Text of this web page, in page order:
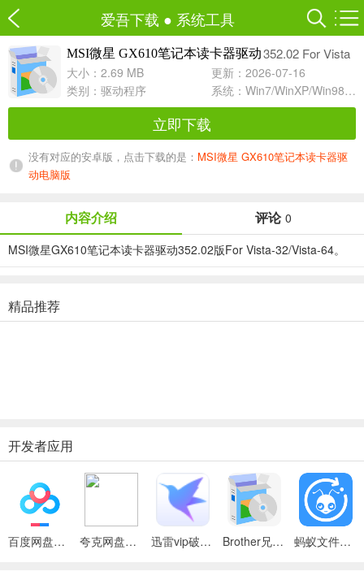
爱吾下载 ● 系统工具
MSI微星 GX610笔记本读卡器驱动352.02 For Vista
大小：2.69 MB
更新：2026-07-16
类别： 驱动程序 系统：Win7/WinXP/Win98/Win8/Win10兼容软件
立即下载
没有对应的安卓版，点击下载的是： MSI微星 GX610笔记本读卡器驱
动电脑版
内容介绍 评论 0
MSI微星GX610笔记本读卡器驱动352.02版For Vista-32/Vista-64。
精品推荐
开发者应用
百度网盘绿色免安装Pc电脑版 夸克网盘官方正式版 迅雷vip破解版永久会员2024版 Brother兄弟 MFC-8480DN多功能一体机ISIS驱动 蚂蚁文件（数据恢复大师）